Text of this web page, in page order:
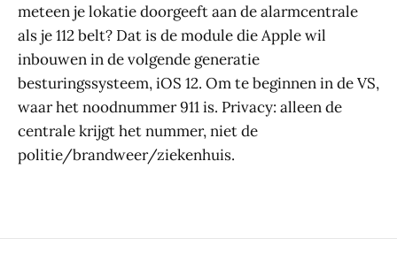
meteen je lokatie doorgeeft aan de alarmcentrale
als je 112 belt? Dat is de module die Apple wil
inbouwen in de volgende generatie
besturingssysteem, iOS 12. Om te beginnen in de VS,
waar het noodnummer 911 is. Privacy: alleen de
centrale krijgt het nummer, niet de
politie/brandweer/ziekenhuis.